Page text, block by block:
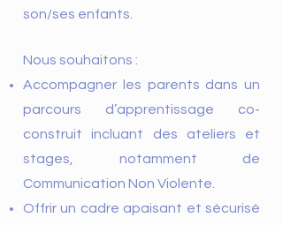
son/ses enfants.
Nous souhaitons :
Accompagner les parents dans un
parcours d’apprentissage co-
construit incluant des ateliers et
stages, notamment de
Communication Non Violente.
Offrir un cadre apaisant et sécurisé